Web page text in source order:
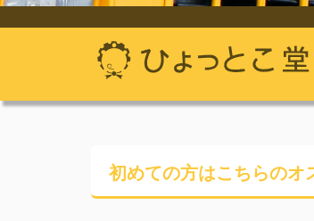
初めての方はこちらのオ